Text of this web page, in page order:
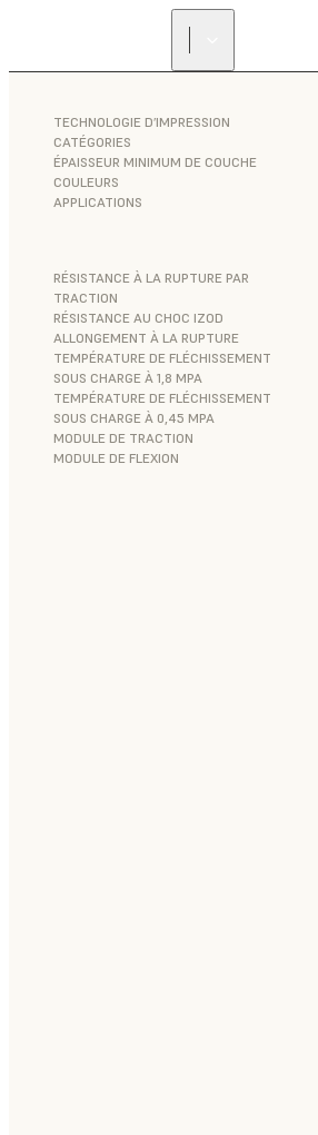
TECHNOLOGIE D’IMPRESSION
CATÉGORIES
ÉPAISSEUR MINIMUM DE COUCHE
COULEURS
APPLICATIONS
RÉSISTANCE À LA RUPTURE PAR
TRACTION
RÉSISTANCE AU CHOC IZOD
ALLONGEMENT À LA RUPTURE
TEMPÉRATURE DE FLÉCHISSEMENT
SOUS CHARGE À 1,8 MPA
TEMPÉRATURE DE FLÉCHISSEMENT
SOUS CHARGE À 0,45 MPA
MODULE DE TRACTION
MODULE DE FLEXION